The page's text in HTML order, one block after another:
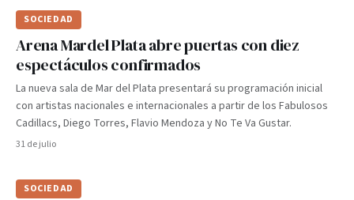
SOCIEDAD
Arena Mardel Plata abre puertas con diez
espectáculos confirmados
La nueva sala de Mar del Plata presentará su programación inicial
con artistas nacionales e internacionales a partir de los Fabulosos
Cadillacs, Diego Torres, Flavio Mendoza y No Te Va Gustar.
31 de julio
SOCIEDAD